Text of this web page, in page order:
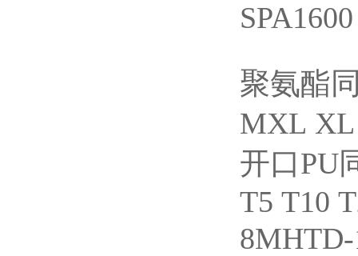
聚氨酯
MXL XL
开口PU
T5 T10
8MHTD-